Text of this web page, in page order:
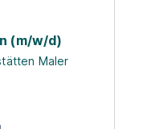
(m/w/d)
Maler